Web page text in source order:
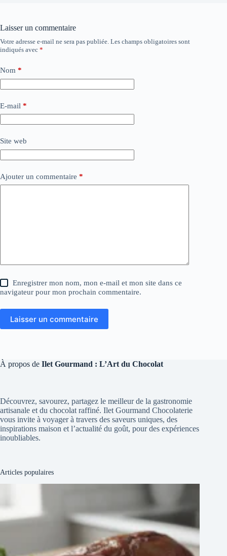
Laisser un commentaire
Votre adresse e-mail ne sera pas publiée. Les champs obligatoires sont
indiqués avec *
Nom *
E-mail *
Site web
Ajouter un commentaire *
Enregistrer mon nom, mon e-mail et mon site dans ce
navigateur pour mon prochain commentaire.
Laisser un commentaire
À propos de Ilet Gourmand : L’Art du Chocolat
Découvrez, savourez, partagez le meilleur de la gastronomie
artisanale et du chocolat raffiné. Ilet Gourmand Chocolaterie
vous invite à voyager à travers des saveurs uniques, des
inspirations maison et l’actualité du goût, pour des expériences
inoubliables.
Articles populaires